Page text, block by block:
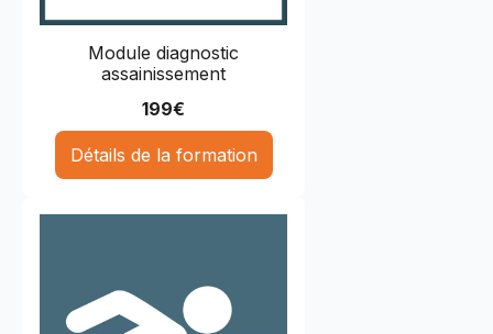
Module diagnostic
assainissement
199€
Détails de la formation